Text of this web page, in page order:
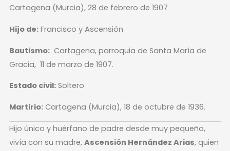
Cartagena (Murcia), 28 de febrero de 1907
Hijo de:Francisco y Ascensión
Bautismo: Cartagena, parroquia de Santa María de
Gracia, 11 de marzo de 1907.
Estado civil:Soltero
Martirio:Cartagena (Murcia), 18 de octubre de 1936.
Hijo único y huérfano de padre desde muy pequeño,
vivía con su madre, Ascensión Hernández Arias, quien